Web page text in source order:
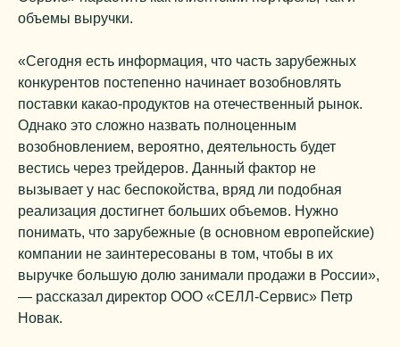
объемы выручки.
«Сегодня есть информация, что часть зарубежных
конкурентов постепенно начинает возобновлять
поставки какао-продуктов на отечественный рынок.
Однако это сложно назвать полноценным
возобновлением, вероятно, деятельность будет
вестись через трейдеров. Данный фактор не
вызывает у нас беспокойства, вряд ли подобная
реализация достигнет больших объемов. Нужно
понимать, что зарубежные (в основном европейские)
компании не заинтересованы в том, чтобы в их
выручке большую долю занимали продажи в России»,
— рассказал директор ООО «СЕЛЛ-Сервис» Петр
Новак.